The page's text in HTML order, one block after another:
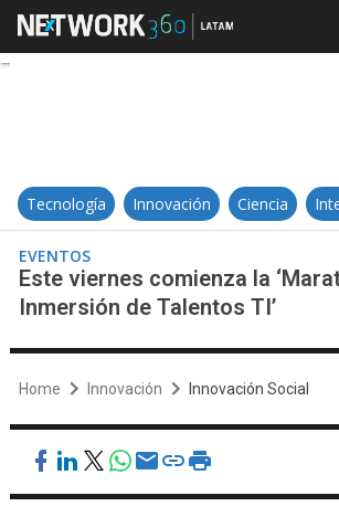
Este viernes
Tecnología Innovación Ciencia
EVENTOS
Este viernes comienza la
Inmersión de Talentos TI’
Home Innovación Innovación Social